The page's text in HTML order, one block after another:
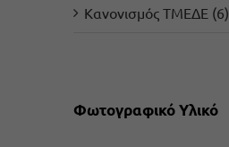
Κανονισμός ΤΜΕΔΕ (6)
Φωτογραφικό Υλικό